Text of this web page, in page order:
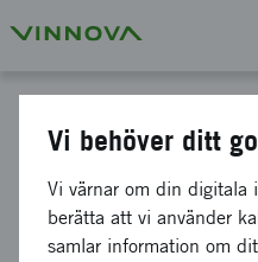
pressning av
Vi behöver ditt
Vi värnar om din digitala
berätta att vi använder
samlar information om